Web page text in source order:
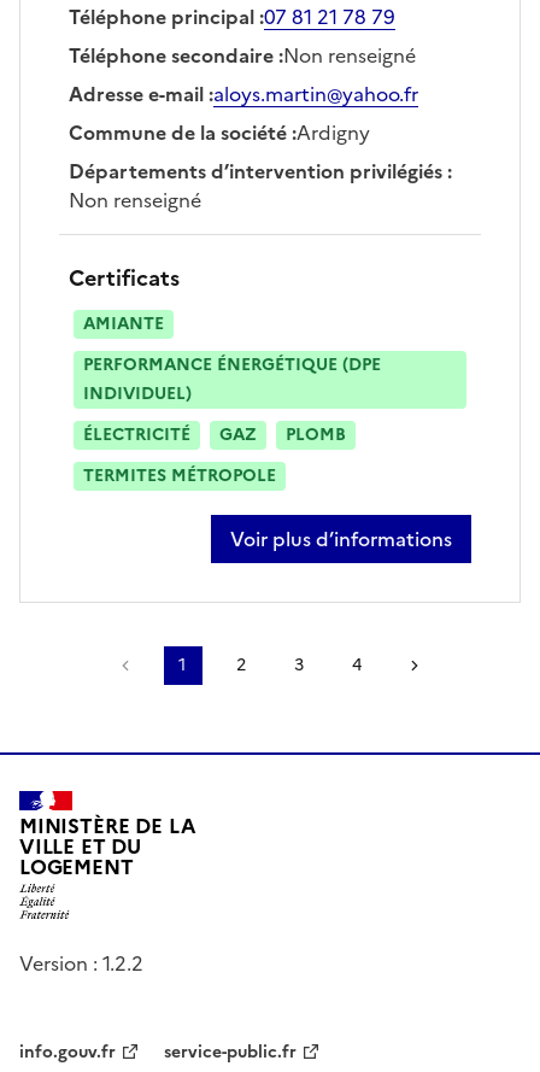
Téléphone principal:07 81 21 78 79
Téléphone secondaire:Non renseigné
Adresse e-mail:aloys.martin@yahoo.fr
Commune de la société:Ardigny
Départements d’intervention privilégiés:
Non renseigné
Certificats
AMIANTE
PERFORMANCE ÉNERGÉTIQUE (DPE
INDIVIDUEL)
ÉLECTRICITÉ
GAZ
PLOMB
TERMITES MÉTROPOLE
Voir plus d’informations
sur alois martin
Page précédente
1 2 3 4
MINISTÈRE DE LA
VILLE ET DU
LOGEMENT
Version : 1.2.2
info.gouv.fr service-public.fr